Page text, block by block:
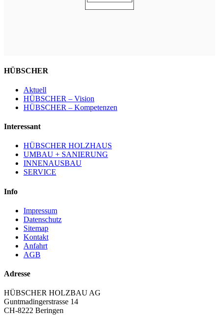
HÜBSCHER
Aktuell
HÜBSCHER – Vision
HÜBSCHER – Kompetenzen
Interessant
HÜBSCHER HOLZHAUS
UMBAU + SANIERUNG
INNENAUSBAU
SERVICE
Info
Impressum
Datenschutz
Sitemap
Kontakt
Anfahrt
AGB
Adresse
HÜBSCHER HOLZBAU AG
Guntmadingerstrasse 14
CH-8222 Beringen